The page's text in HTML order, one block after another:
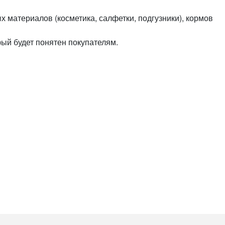
(косметика, салфетки, подгузники), кормов
будет понятен покупателям.